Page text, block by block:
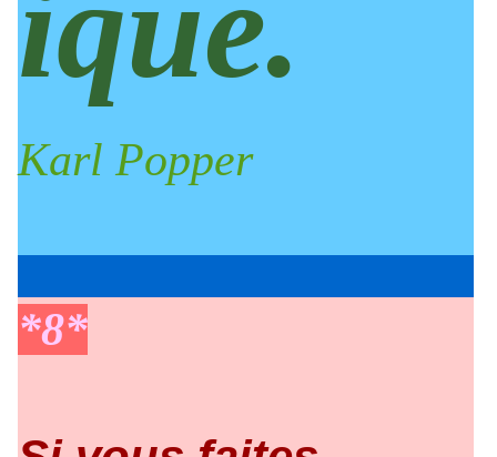
Karl Popper
*8*